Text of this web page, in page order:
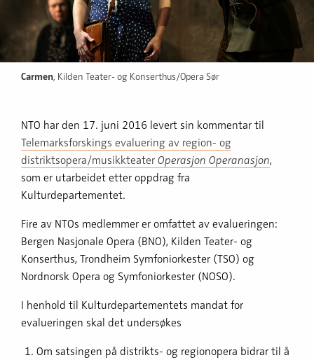
Carmen, Kilden Teater- og Konserthus/Opera Sør
NTO har den 17. juni 2016 levert sin kommentar til
Telemarksforskings evaluering av region- og
distriktsopera/musikkteater Operasjon Operanasjon,
som er utarbeidet etter oppdrag fra
Kulturdepartementet.
Fire av NTOs medlemmer er omfattet av evalueringen:
Bergen Nasjonale Opera (BNO), Kilden Teater- og
Konserthus, Trondheim Symfoniorkester (TSO) og
Nordnorsk Opera og Symfoniorkester (NOSO).
I henhold til Kulturdepartementets mandat for
evalueringen skal det undersøkes
Om satsingen på distrikts- og regionopera bidrar til å